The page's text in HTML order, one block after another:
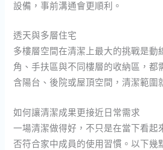
設備，事前溝通會更順利。
透天與多層住宅
多樓層空間在清潔上最大的挑戰是動
角、手扶區與不同樓層的收納區，都
含陽台、後院或屋頂空間，清潔範圍
如何讓清潔成果更接近日常需求
一場清潔做得好，不只是在當下看起
否符合家中成員的使用習慣。以下幾